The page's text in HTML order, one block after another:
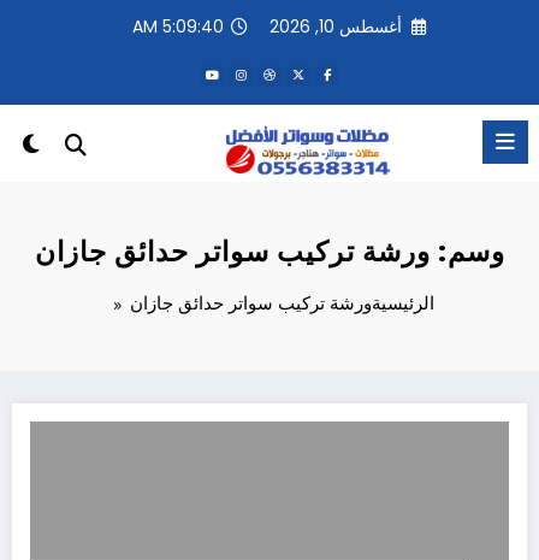
أغسطس 10, 2026 5:09:40 AM
وسم: ورشة تركيب سواتر حدائق جازان
الرئيسيةورشة تركيب سواتر حدائق جازان